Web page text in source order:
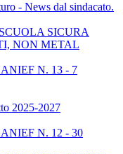
- News dal sindacato.
SICURA
NON METAL
N. 13 - 7
2025-2027
N. 12 - 30